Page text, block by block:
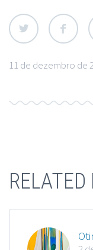
11 de dezembro de